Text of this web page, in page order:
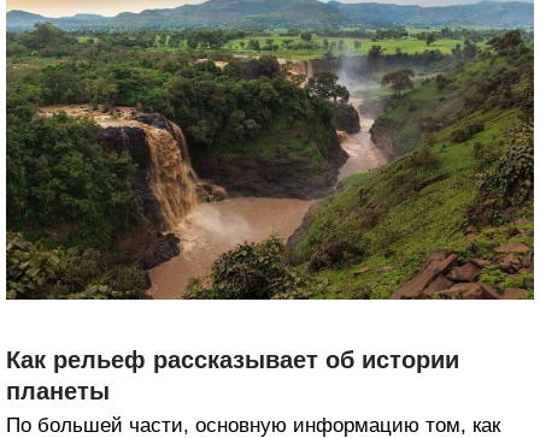
Как рельеф рассказывает об истории
планеты
По большей части, основную информацию том, как